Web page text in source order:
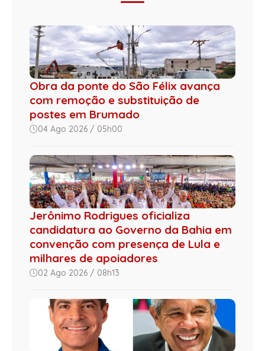
Obra da ponte do São Félix avança
com remoção e substituição de
postes em Brumado
04 Ago 2026 / 05h00
Jerônimo Rodrigues oficializa
candidatura ao Governo da Bahia em
convenção com presença de Lula e
milhares de apoiadores
02 Ago 2026 / 08h13